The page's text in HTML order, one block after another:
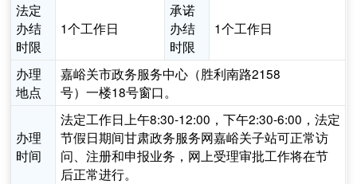
法定
办结
时限
1个工作日
承诺
办结
时限
1个工作日
办理
地点
嘉峪关市政务服务中心（胜利南路2158
号）一楼18号窗口。
办理
时间
法定工作日上午8:30-12:00，下午2:30-6:00，法定
节假日期间甘肃政务服务网嘉峪关子站可正常访
问、注册和申报业务，网上受理审批工作将在节
后正常进行。